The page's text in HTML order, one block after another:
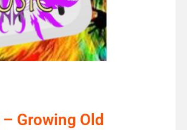
Growing Old